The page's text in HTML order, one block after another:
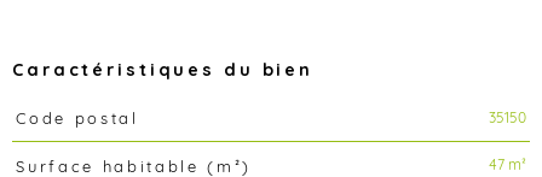
Caractéristiques du bien
Caractéristiques Valeurs
Code postal 35150
Surface habitable (m²) 47 m²